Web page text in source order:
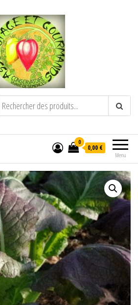
Semence paysanne naturelle
——————————————-
Menu
0
0,00 €